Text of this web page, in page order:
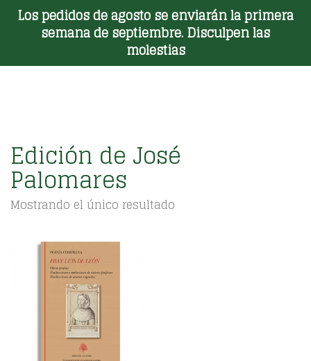
Los pedidos de agosto se enviarán la primera
semana de septiembre. Disculpen las
molestias
Toggle Menu
Edición de José
Palomares
Mostrando el único resultado